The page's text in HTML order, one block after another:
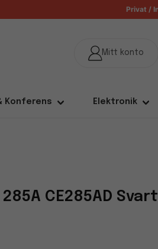
Konferens Elektronik
CE285AD Svart